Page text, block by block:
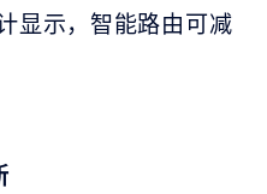
显示，智能路由可减